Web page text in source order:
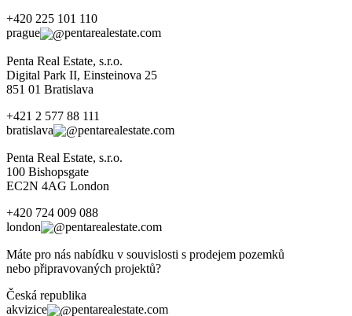
+420 225 101 110
prague
pentarealestate.com
Penta Real Estate, s.r.o.
Digital Park II, Einsteinova 25
851 01 Bratislava
+421 2 577 88 111
bratislava
pentarealestate.com
Penta Real Estate, s.r.o.
100 Bishopsgate
EC2N 4AG London
+420 724 009 088
london
pentarealestate.com
Máte pro nás nabídku v souvislosti s prodejem pozemků
nebo připravovaných projektů?
Česká republika
akvizice
pentarealestate.com